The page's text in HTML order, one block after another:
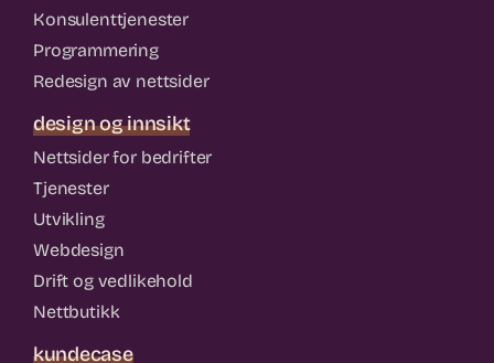
Konsulenttjenester
Programmering
Redesign av nettsider
design og innsikt
Nettsider for bedrifter
Tjenester
Utvikling
Webdesign
Drift og vedlikehold
Nettbutikk
kundecase